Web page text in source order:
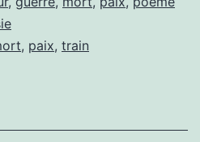
, paix, train